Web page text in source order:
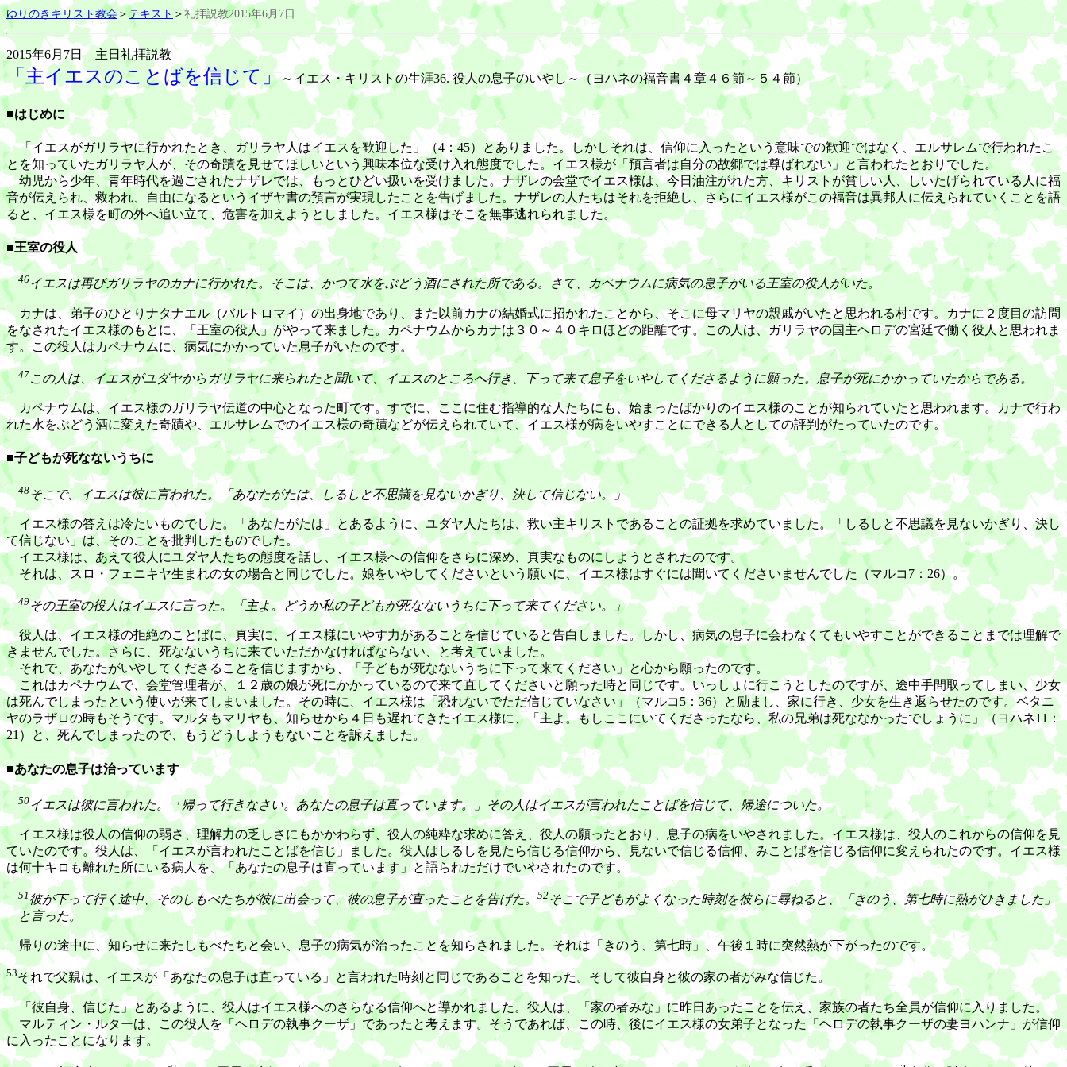
ゆりのきキリスト教会＞テキスト ＞礼拝説教2015年6月7日
2015年6月7日 主日礼拝説教
「主イエスのことばを信じて」～イエス・キリストの生涯36. 役人の息子のいやし～（ヨハネの福音書４章４６節～５４節）
■はじめに
「イエスがガリラヤに行かれたとき、ガリラヤ人はイエスを歓迎した」（4：45）とありました。しかしそれは、信仰に入ったという意味での歓迎ではなく、エルサレムで行われたこ
とを知っていたガリラヤ人が、その奇蹟を見せてほしいという興味本位な受け入れ態度でした。イエス様が「預言者は自分の故郷では尊ばれない」と言われたとおりでした。
幼児から少年、青年時代を過ごされたナザレでは、もっとひどい扱いを受けました。ナザレの会堂でイエス様は、今日油注がれた方、キリストが貧しい人、しいたげられている人に福
音が伝えられ、救われ、自由になるというイザヤ書の預言が実現したことを告げました。ナザレの人たちはそれを拒絶し、さらにイエス様がこの福音は異邦人に伝えられていくことを語
ると、イエス様を町の外へ追い立て、危害を加えようとしました。イエス様はそこを無事逃れられました。
■王室の役人
46イエスは再びガリラヤのカナに行かれた。そこは、かつて水をぶどう酒にされた所である。さて、カペナウムに病気の息子がいる王室の役人がいた。
カナは、弟子のひとりナタナエル（バルトロマイ）の出身地であり、また以前カナの結婚式に招かれたことから、そこに母マリヤの親戚がいたと思われる村です。カナに２度目の訪問
をなされたイエス様のもとに、「王室の役人」がやって来ました。カペナウムからカナは３０～４０キロほどの距離です。この人は、ガリラヤの国主ヘロデの宮廷で働く役人と思われま
す。この役人はカペナウムに、病気にかかっていた息子がいたのです。
47この人は、イエスがユダヤからガリラヤに来られたと聞いて、イエスのところへ行き、下って来て息子をいやしてくださるように願った。息子が死にかかっていたからである。
カペナウムは、イエス様のガリラヤ伝道の中心となった町です。すでに、ここに住む指導的な人たちにも、始まったばかりのイエス様のことが知られていたと思われます。カナで行わ
れた水をぶどう酒に変えた奇蹟や、エルサレムでのイエス様の奇蹟などが伝えられていて、イエス様が病をいやすことにできる人としての評判がたっていたのです。
■子どもが死なないうちに
48そこで、イエスは彼に言われた。「あなたがたは、しるしと不思議を見ないかぎり、決して信じない。」
イエス様の答えは冷たいものでした。「あなたがたは」とあるように、ユダヤ人たちは、救い主キリストであることの証拠を求めていました。「しるしと不思議を見ないかぎり、決し
て信じない」は、そのことを批判したものでした。
イエス様は、あえて役人にユダヤ人たちの態度を話し、イエス様への信仰をさらに深め、真実なものにしようとされたのです。
それは、スロ・フェニキヤ生まれの女の場合と同じでした。娘をいやしてくださいという願いに、イエス様はすぐには聞いてくださいませんでした（マルコ7：26）。
49その王室の役人はイエスに言った。「主よ。どうか私の子どもが死なないうちに下って来てください。」
役人は、イエス様の拒絶のことばに、真実に、イエス様にいやす力があることを信じていると告白しました。しかし、病気の息子に会わなくてもいやすことができることまでは理解で
きませんでした。さらに、死なないうちに来ていただかなければならない、と考えていました。
それで、あなたがいやしてくださることを信じますから、「子どもが死なないうちに下って来てください」と心から願ったのです。
これはカペナウムで、会堂管理者が、１２歳の娘が死にかかっているので来て直してくださいと願った時と同じです。いっしょに行こうとしたのですが、途中手間取ってしまい、少女
は死んでしまったという使いが来てしまいました。その時に、イエス様は「恐れないでただ信じていなさい」（マルコ5：36）と励まし、家に行き、少女を生き返らせたのです。ベタニ
ヤのラザロの時もそうです。マルタもマリヤも、知らせから４日も遅れてきたイエス様に、「主よ。もしここにいてくださったなら、私の兄弟は死ななかったでしょうに」（ヨハネ11：
21）と、死んでしまったので、もうどうしようもないことを訴えました。
■あなたの息子は治っています
50イエスは彼に言われた。「帰って行きなさい。あなたの息子は直っています。」その人はイエスが言われたことばを信じて、帰途についた。
イエス様は役人の信仰の弱さ、理解力の乏しさにもかかわらず、役人の純粋な求めに答え、役人の願ったとおり、息子の病をいやされました。イエス様は、役人のこれからの信仰を見
ていたのです。役人は、「イエスが言われたことばを信じ」ました。役人はしるしを見たら信じる信仰から、見ないで信じる信仰、みことばを信じる信仰に変えられたのです。イエス様
は何十キロも離れた所にいる病人を、「あなたの息子は直っています」と語られただけでいやされたのです。
51彼が下って行く途中、そのしもべたちが彼に出会って、彼の息子が直ったことを告げた。 52そこで子どもがよくなった時刻を彼らに尋ねると、「きのう、第七時に熱がひきました」
と言った。
帰りの途中に、知らせに来たしもべたちと会い、息子の病気が治ったことを知らされました。それは「きのう、第七時」、午後１時に突然熱が下がったのです。
53それで父親は、イエスが「あなたの息子は直っている」と言われた時刻と同じであることを知った。そして彼自身と彼の家の者がみな信じた。
「彼自身、信じた」とあるように、役人はイエス様へのさらなる信仰へと導かれました。役人は、「家の者みな」に昨日あったことを伝え、家族の者たち全員が信仰に入りました。
マルティン・ルターは、この役人を「ヘロデの執事クーザ」であったと考えます。そうであれば、この時、後にイエス様の女弟子となった「ヘロデの執事クーザの妻ヨハンナ」が信仰
に入ったことになります。